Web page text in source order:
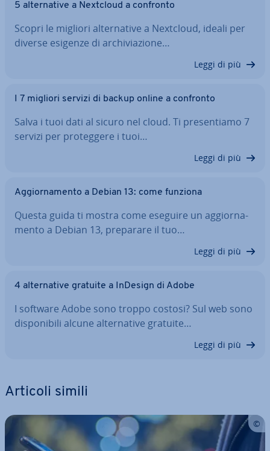
5 al­ter­na­ti­ve a Nextcloud a confronto
Scopri le migliori al­ter­na­ti­ve a Nextcloud, ideali per
diverse esigenze di ar­chi­via­zio­ne…
Leggi di più
I 7 migliori servizi di backup online a confronto
Salva i tuoi dati al sicuro nel cloud. Ti pre­sen­tia­mo 7
servizi per pro­teg­ge­re i tuoi…
Leggi di più
Ag­gior­na­men­to a Debian 13: come funziona
Questa guida ti mostra come eseguire un ag­gior­na­
men­to a Debian 13, preparare il tuo…
Leggi di più
4 al­ter­na­ti­ve gratuite a InDesign di Adobe
I software Adobe sono troppo costosi? Sul web sono
di­spo­ni­bi­li alcune al­ter­na­ti­ve gratuite…
Leggi di più
Articoli simili